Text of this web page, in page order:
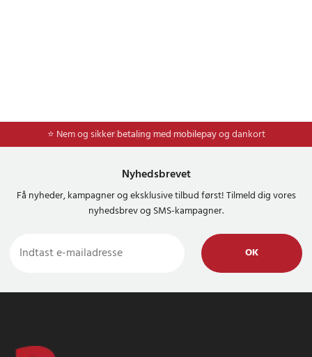
⭐ 365 dages fortrydelsesret
⭐ Nem og sikker betaling med mobilepay og dankort
Nyhedsbrevet
Få nyheder, kampagner og eksklusive tilbud først! Tilmeld dig vores
nyhedsbrev og SMS-kampagner.
OK